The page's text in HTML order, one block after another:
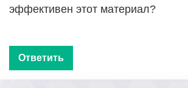
эффективен этот материал?
Ответить